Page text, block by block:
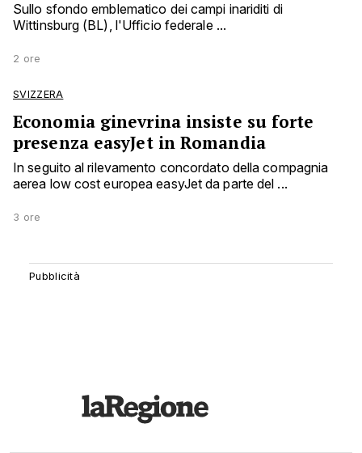
Sullo sfondo emblematico dei campi inariditi di
Wittinsburg (BL), l'Ufficio federale ...
2 ore
SVIZZERA
Economia ginevrina insiste su forte
presenza easyJet in Romandia
In seguito al rilevamento concordato della compagnia
aerea low cost europea easyJet da parte del ...
3 ore